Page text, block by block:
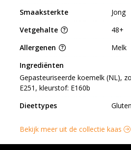
Smaaksterkte
Jong
Vetgehalte
48+
Allergenen
Melk
Ingrediënten
Gepasteuriseerde koemelk (NL),
E251, kleurstof: E160b
Dieettypes
Bekijk meer uit de collectie kaas